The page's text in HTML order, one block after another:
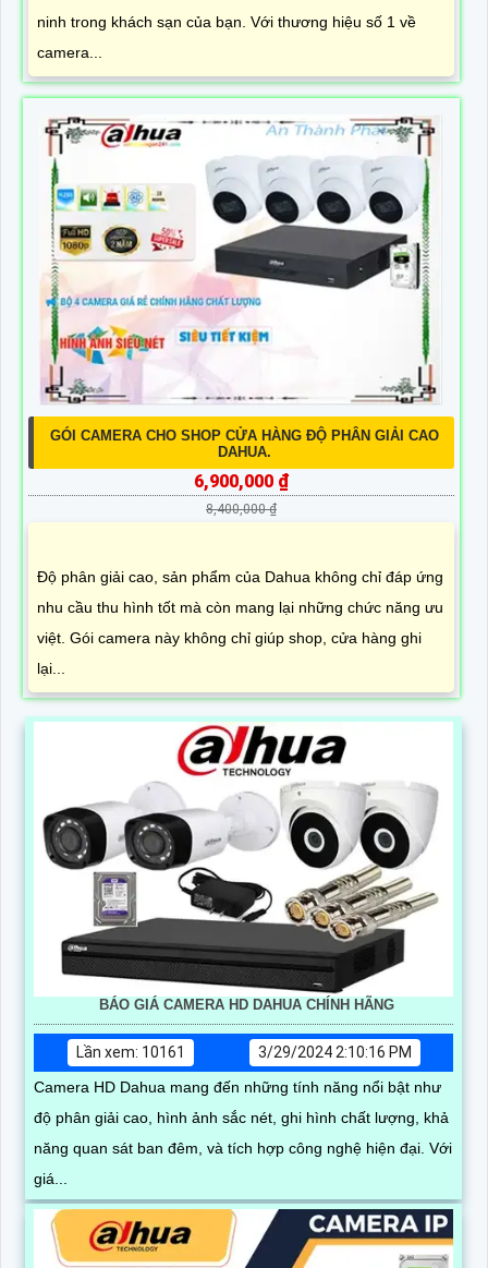
ninh trong khách sạn của bạn. Với thương hiệu số 1 về
camera...
GÓI CAMERA CHO SHOP CỬA HÀNG ĐỘ PHÂN GIẢI CAO
DAHUA.
6,900,000 ₫
8,400,000 ₫
Độ phân giải cao, sản phẩm của Dahua không chỉ đáp ứng
nhu cầu thu hình tốt mà còn mang lại những chức năng ưu
việt. Gói camera này không chỉ giúp shop, cửa hàng ghi
lại...
BÁO GIÁ CAMERA HD DAHUA CHÍNH HÃNG
Lần xem: 10161
3/29/2024 2:10:16 PM
Camera HD Dahua mang đến những tính năng nổi bật như
độ phân giải cao, hình ảnh sắc nét, ghi hình chất lượng, khả
năng quan sát ban đêm, và tích hợp công nghệ hiện đại. Với
giá...